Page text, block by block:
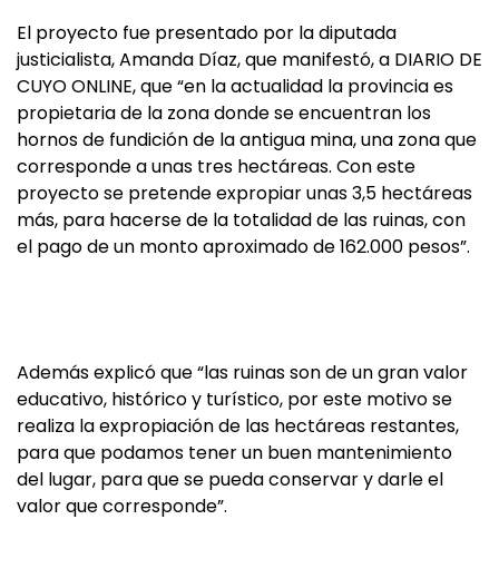
El proyecto fue presentado por la diputada
justicialista, Amanda Díaz, que manifestó, a DIARIO DE
CUYO ONLINE, que “en la actualidad la provincia es
propietaria de la zona donde se encuentran los
hornos de fundición de la antigua mina, una zona que
corresponde a unas tres hectáreas. Con este
proyecto se pretende expropiar unas 3,5 hectáreas
más, para hacerse de la totalidad de las ruinas, con
el pago de un monto aproximado de 162.000 pesos”.
Además explicó que “las ruinas son de un gran valor
educativo, histórico y turístico, por este motivo se
realiza la expropiación de las hectáreas restantes,
para que podamos tener un buen mantenimiento
del lugar, para que se pueda conservar y darle el
valor que corresponde”.